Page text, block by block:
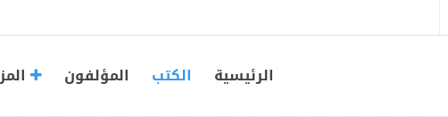
الرئيسية الكتب المؤلفون